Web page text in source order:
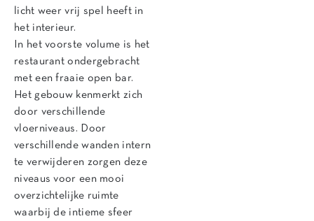
licht weer vrij spel heeft in
het interieur.
In het voorste volume is het
restaurant ondergebracht
met een fraaie open bar.
Het gebouw kenmerkt zich
door verschillende
vloerniveaus. Door
verschillende wanden intern
te verwijderen zorgen deze
niveaus voor een mooi
overzichtelijke ruimte
waarbij de intieme sfeer